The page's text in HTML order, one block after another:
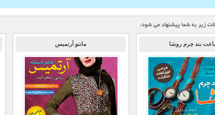
بند چرم روشا مانتو آرتمیس